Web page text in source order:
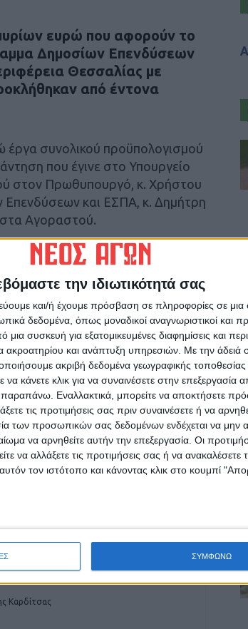
την ιδιωτικότητά σας
και/ή έχουμε πρόσβαση σε πληροφορίες σε
δεδομένα, όπως μοναδικοί αναγνωριστικοί και
συσκευή για εξατομικευμένες διαφημίσεις και
ακροατηρίου και ανάπτυξη υπηρεσιών. Με την άδειά
ακριβή δεδομένα γεωγραφικής
κάνετε κλικ για να συναινέσετε στην επεξεργασία
Εναλλακτικά, μπορείτε να αποκτήσετε
τις προτιμήσεις σας πριν συναινέσετε ή να
των προσωπικών σας δεδομένων ενδέχεται να μην
να αρνηθείτε αυτήν την επεξεργασία. Οι
να αλλάξετε τις προτιμήσεις σας ή να
τον ιστότοπο και κάνοντας κλικ στο κουμπί
ΣΥΜΦΩΝΩ
ευρώ που αφορούν το
Δημοσίων Επενδύσεων
Θεσσαλίας με
από έντονα
έργα συνολικού προϋπολογισμού
που έγινε στο Υπουργείο
στον Πρωθυπουργό, κ. Χρήστου
Επενδύσεων και ΕΣΠΑ, κ. Δημήτρη
Αγοραστού.
είναι:
στο Google News!
και ευρύτερα της Θεσσαλίας
ΕΠΟΜΕΝΟ ΑΡΘΡΟ
Καρδίτσας